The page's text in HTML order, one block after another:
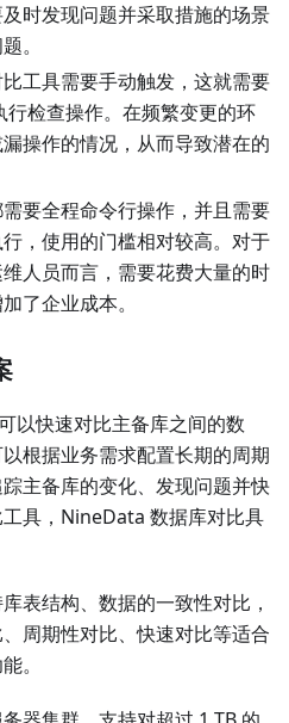
时发现问题并采取措施的场景
。
比工具需要手动触发，这就需要
行检查操作。在频繁变更的环
操作的情况，从而导致潜在的
需要全程命令行操作，并且需要
，使用的门槛相对较高。对于
人员而言，需要花费大量的时
了企业成本。
以快速对比主备库之间的数
根据业务需求配置长期的周期
主备库的变化、发现问题并快
具，NineData 数据库对比具
表结构、数据的一致性对比，
周期性对比、快速对比等适合
。